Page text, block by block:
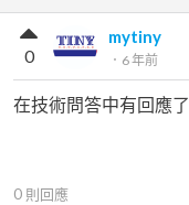
mytiny
． 6 年前
0
在技術問答中有回應了
0 則回應